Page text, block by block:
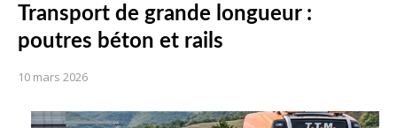
Transport de grande longueur :
poutres béton et rails
10 mars 2026